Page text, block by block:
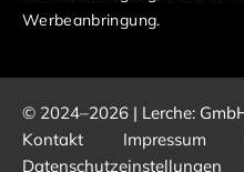
Werbeanbringung.
© 2024–2026 | Lerche:
Kontakt
Impressum
Datenschutzeinstellungen